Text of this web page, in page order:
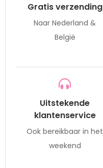
Gratis verzending
Naar Nederland &
België
Uitstekende
klantenservice
Ook bereikbaar in het
weekend